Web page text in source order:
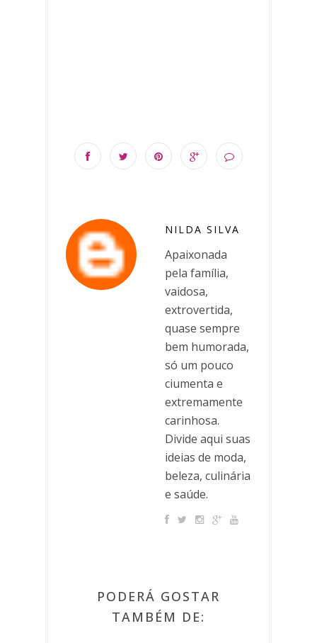
NILDA SILVA
Apaixonada
pela família,
vaidosa,
extrovertida,
quase sempre
bem humorada,
só um pouco
ciumenta e
extremamente
carinhosa.
Divide aqui suas
ideias de moda,
beleza, culinária
e saúde.
PODERÁ GOSTAR
TAMBÉM DE: